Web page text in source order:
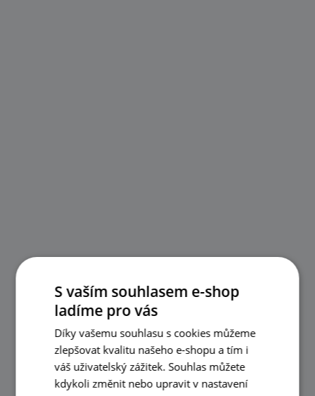
S vaším souhlasem e-shop
ladíme pro vás
Díky vašemu souhlasu s cookies můžeme
zlepšovat kvalitu našeho e-shopu a tím i
váš uživatelský zážitek. Souhlas můžete
kdykoli změnit nebo upravit v nastavení